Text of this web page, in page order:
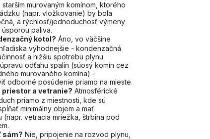
murovaným komínom, ktorého
(napr. vložkovanie) by bola
a rýchlosť/jednoduchosť výmeny
paliva.
kotol? Áno, vo väčšine
výhodnejšie - kondenzačná
a nižšiu spotrebu plynu.
odťahu spalín (súosý komín cez
murovaného komína) -
odborné posúdenie priamo na mieste.
priestor a vetranie? Atmosférické
priamo z miestnosti, kde sú
minimálny objem a mať
vetracia mriežka, štrbina pod
sám? Nie, pripojenie na rozvod plynu,